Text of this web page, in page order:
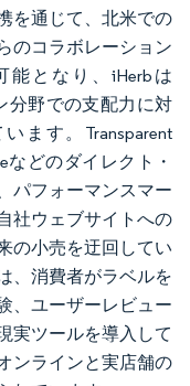
を通じて、北米での
のコラボレーション
となり、iHerbは
分野での支配力に対
ます。Transparent
などのダイレクト・
パフォーマンスマー
社ウェブサイトへの
の小売を迂回してい
、消費者がラベルを
、ユーザーレビュー
実ツールを導入して
ンラインと実店舗の